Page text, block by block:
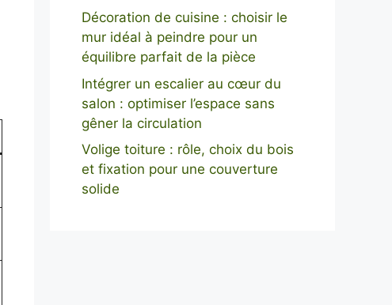
Décoration de cuisine : choisir le
mur idéal à peindre pour un
équilibre parfait de la pièce
Intégrer un escalier au cœur du
salon : optimiser l’espace sans
gêner la circulation
Volige toiture : rôle, choix du bois
et fixation pour une couverture
solide